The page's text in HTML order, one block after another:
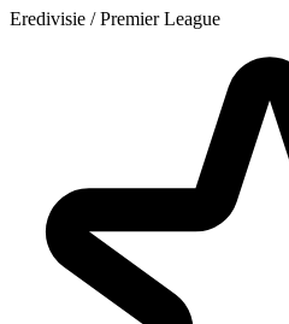
Eredivisie / Premier League